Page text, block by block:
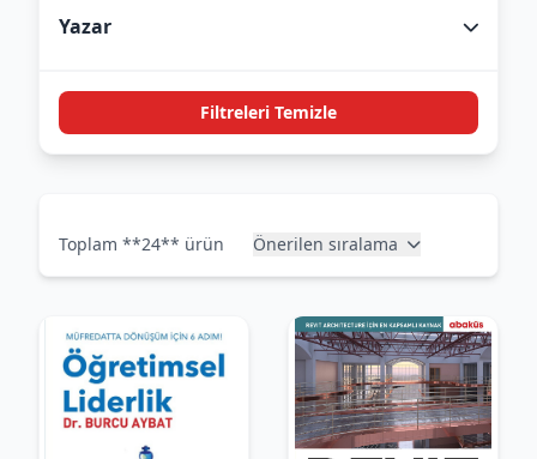
Yazar
Filtreleri Temizle
Toplam **24** ürün Önerilen sıralama